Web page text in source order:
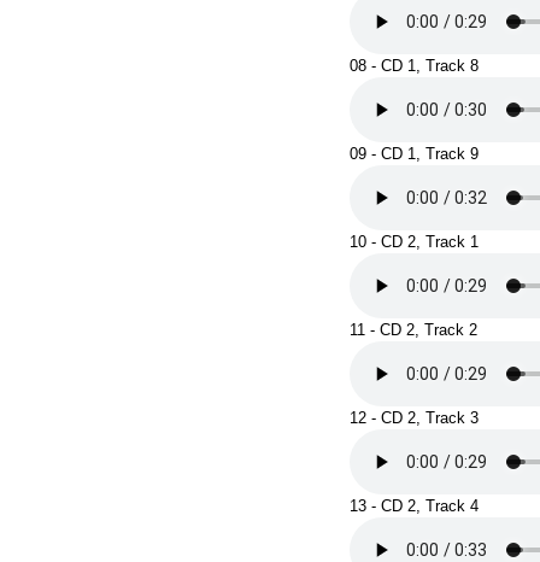
08 - CD 1, Track 8
09 - CD 1, Track 9
10 - CD 2, Track 1
11 - CD 2, Track 2
12 - CD 2, Track 3
13 - CD 2, Track 4